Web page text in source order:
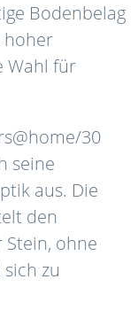
Bodenbelag
hoher
Wahl für
30
seine
aus. Die
den
ohne
zu